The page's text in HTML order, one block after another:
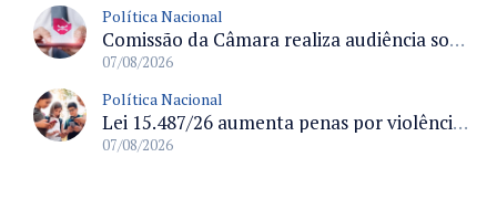
Política Nacional
Comissão da Câmara realiza audiência sobre apostas online para medir o tamanho do mercado ilegal
07/08/2026
Política Nacional
Lei 15.487/26 aumenta penas por violência sexual digital contra crianças e adolescentes e autoriza ronda virtual para investigação
07/08/2026